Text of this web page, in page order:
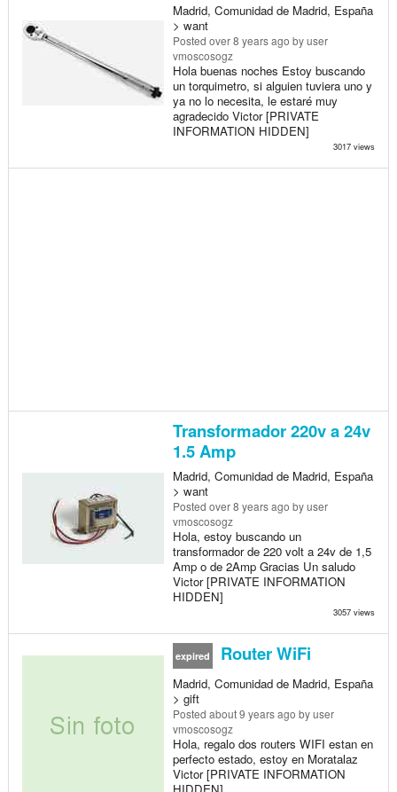
Madrid, Comunidad de Madrid, España
> want
Posted over 8 years ago by user
vmoscosogz
Hola buenas noches Estoy buscando
un torquimetro, si alguien tuviera uno y
ya no lo necesita, le estaré muy
agradecido Victor [PRIVATE
INFORMATION HIDDEN]
3017 views
Transformador 220v a 24v
1.5 Amp
Madrid, Comunidad de Madrid, España
> want
Posted over 8 years ago by user
vmoscosogz
Hola, estoy buscando un
transformador de 220 volt a 24v de 1,5
Amp o de 2Amp Gracias Un saludo
Victor [PRIVATE INFORMATION
HIDDEN]
3057 views
expired Router WiFi
Madrid, Comunidad de Madrid, España
> gift
Posted about 9 years ago by user
vmoscosogz
Hola, regalo dos routers WIFI estan en
perfecto estado, estoy en Moratalaz
Victor [PRIVATE INFORMATION
HIDDEN]